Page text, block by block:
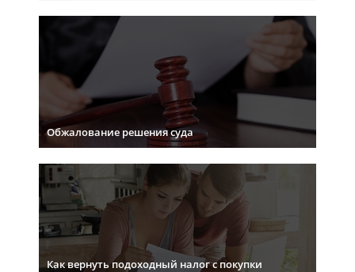
Обжалование решения суда
Как вернуть подоходный налог с покупки